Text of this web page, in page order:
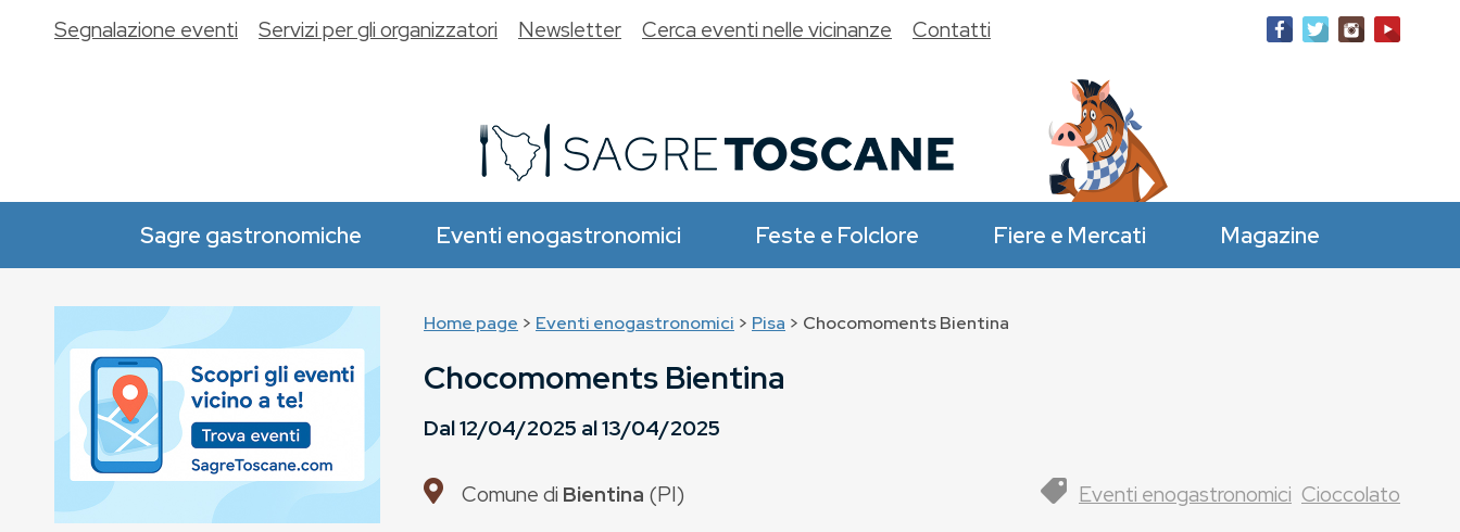
Sagre gastronomiche Eventi enogastronomici Feste e Folclore Fiere e Mercati Magazine
Segnalazione eventi Servizi per gli organizzatori Newsletter Cerca eventi nelle vicinanze Contatti
Home page > Eventi enogastronomici > Pisa > Chocomoments Bientina
Chocomoments Bientina
Dal12/04/2025 al13/04/2025
Comune di Bientina (PI) Eventi enogastronomici Cioccolato